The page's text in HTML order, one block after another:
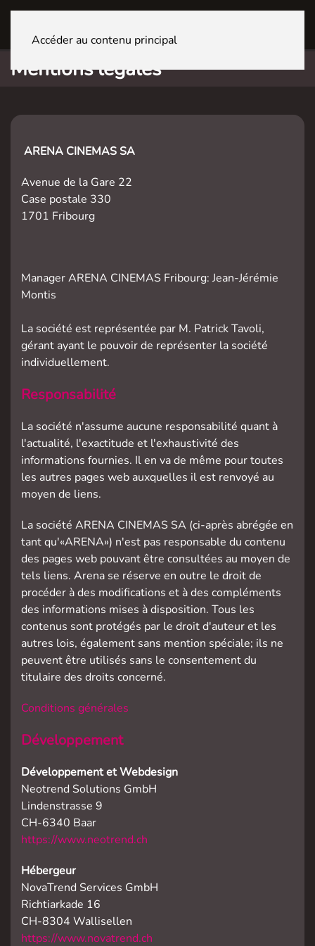
Accéder au contenu principal
Mentions légales
ARENA CINEMAS SA
Avenue de la Gare 22
Case postale 330
1701 Fribourg
Manager ARENA CINEMAS Fribourg: Jean-Jérémie
Montis
La société est représentée par M. Patrick Tavoli,
gérant ayant le pouvoir de représenter la société
individuellement.
Responsabilité
La société n'assume aucune responsabilité quant à
l'actualité, l'exactitude et l'exhaustivité des
informations fournies. Il en va de même pour toutes
les autres pages web auxquelles il est renvoyé au
moyen de liens.
La société ARENA CINEMAS SA (ci-après abrégée en
tant qu'«ARENA») n'est pas responsable du contenu
des pages web pouvant être consultées au moyen de
tels liens. Arena se réserve en outre le droit de
procéder à des modifications et à des compléments
des informations mises à disposition. Tous les
contenus sont protégés par le droit d'auteur et les
autres lois, également sans mention spéciale; ils ne
peuvent être utilisés sans le consentement du
titulaire des droits concerné.
Conditions générales
Développement
Développement et Webdesign
Neotrend Solutions GmbH
Lindenstrasse 9
CH-6340 Baar
https://www.neotrend.ch
Hébergeur
NovaTrend Services GmbH
Richtiarkade 16
CH-8304 Wallisellen
https://www.novatrend.ch